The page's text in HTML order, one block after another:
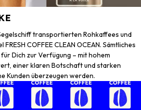
transportierten Rohkaffees und
COFFEE CLEAN OCEAN. Sämtliches
Dich zur Verfügung – mit hohem
einer klaren Botschaft und starken
Kunden überzeugen werden.